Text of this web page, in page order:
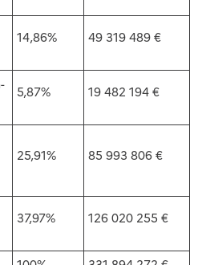
14,86% 49 319 489 €
5,87% 19 482 194 €
25,91% 85 993 806 €
37,97% 126 020 255 €